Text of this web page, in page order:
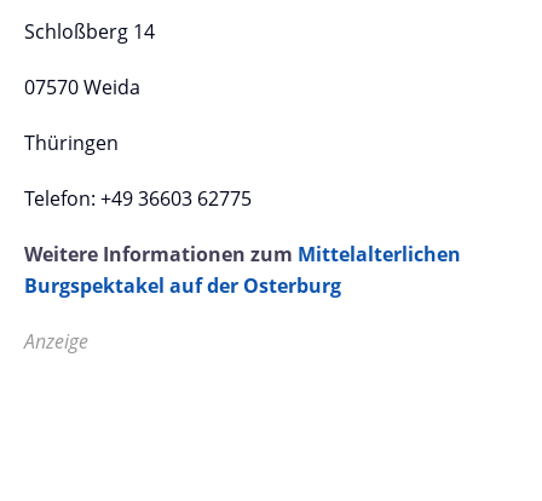
Schloßberg 14
07570 Weida
Thüringen
Telefon: +49 36603 62775
Weitere Informationen zum Mittelalterlichen
Burgspektakel auf der Osterburg
Anzeige